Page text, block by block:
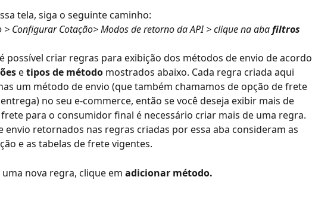
tela, siga o seguinte caminho:
> Configurar Cotação> Modos de retorno da API > clique na aba filtros
é possível criar regras para exibição dos métodos de envio de acordo
e tipos de método mostrados abaixo. Cada regra criada aqui
um método de envio (que também chamamos de opção de frete
no seu e-commerce, então se você deseja exibir mais de
para o consumidor final é necessário criar mais de uma regra.
envio retornados nas regras criadas por essa aba consideram as
e as tabelas de frete vigentes.
nova regra, clique em adicionar método.